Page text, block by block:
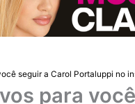
seguir a Carol Portaluppi no
para